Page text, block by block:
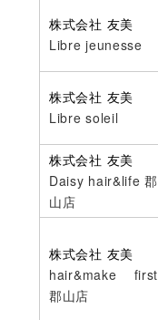
株式会社 友美
Libre jeunesse
株式会社 友美
Libre soleil
株式会社 友美
Daisy hair&life 郡
山店
株式会社 友美
hair&make first
郡山店